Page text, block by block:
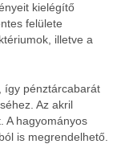
kielégítő
felülete
illetve a
így pénztárcabarát
Az akril
A hagyományos
is megrendelhető.